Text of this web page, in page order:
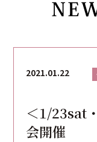
2021.01.22
＜1/23sat
会開催